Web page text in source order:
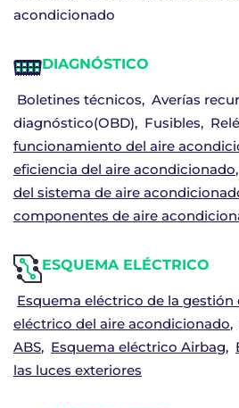
acondicionado
DIAGNÓSTICO
Boletines técnicos Averías
diagnóstico(OBD)
Fusibles
funcionamiento del aire
eficiencia del aire acondicionado
del sistema de aire
componentes de aire
ESQUEMA ELÉCTRICO
Esquema eléctrico de la
eléctrico del aire acondicionado
ABS
Esquema eléctrico Airbag
las luces exteriores